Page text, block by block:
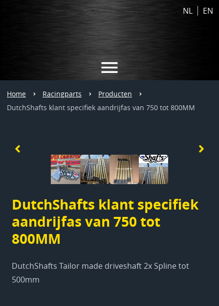
NL EN
Home Racingparts
Producten
DutchShafts klant specifiek aandrijfas van 750 tot 800MM
DutchShafts klant specifiek
aandrijfas van 750 tot
800MM
DutchShafts Tailor made driveshaft 2x Spline tot
500mm